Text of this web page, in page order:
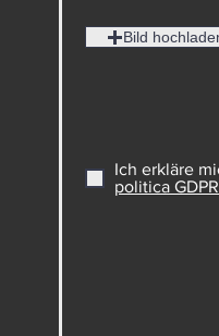
Bild
Ich erkläre
politica GDPR